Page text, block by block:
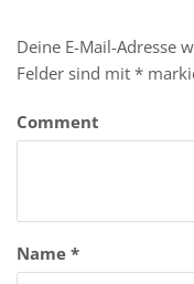
Deine E-Mail-Adresse
Felder sind mit *
Comment
Name *